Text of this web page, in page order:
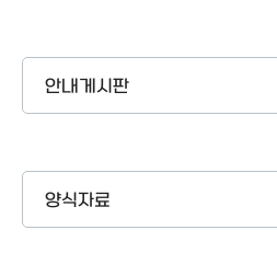
안내게시판
양식자료